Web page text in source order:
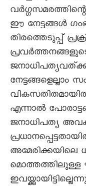
ഈ നേട്ടങ്ങൾ
തിരത്തെടുപ്പ്
എന്നാൽ
ജനാധിപത്യ
അമേരിക്കയിലെ
മൊത്തത്തിലുള്ള